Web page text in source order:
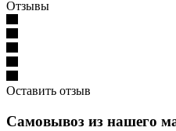
Отзывы
Оставить отзыв
Самовывоз из нашего